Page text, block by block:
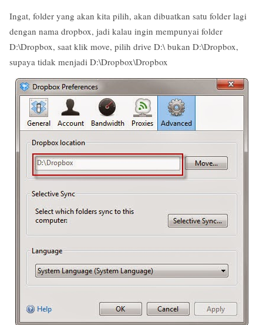
Ingat, folder yang akan kita pilih, akan dibuatkan satu folder lagi
dengan nama dropbox, jadi kalau ingin mempunyai folder
D:\Dropbox, saat klik move, pilih drive D:\ bukan D:\Dropbox,
supaya tidak menjadi D:\Dropbox\Dropbox